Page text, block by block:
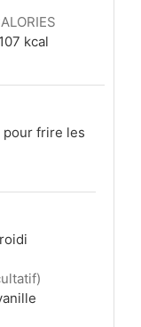
107 kcal
pour frire les